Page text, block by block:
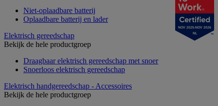
Niet-oplaadbare batterij
Oplaadbare batterij en lader
Elektrisch gereedschap
Bekijk de hele productgroep
Draagbaar elektrisch gereedschap met snoer
Snoerloos elektrisch gereedschap
Elektrisch handgereedschap - Accessoires
Bekijk de hele productgroep
NOV 2025-NOV 2026
NL